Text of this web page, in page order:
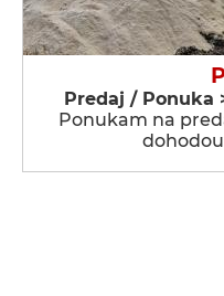
Predaj / Ponuka
Ponukam na